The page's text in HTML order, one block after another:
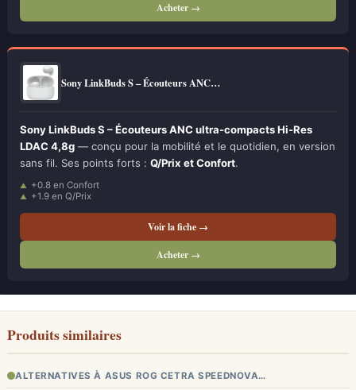
Acheter →
Sony LinkBuds S – Écouteurs ANC…
Sony LinkBuds S – Écouteurs ANC ultra-compacts Hi-Res
LDAC 4,8g — conçu pour la mobilité et le quotidien, en version
sans fil. Ses points forts : Q/Prix et Confort.
+0.8 en Confort
+1.9 en Q/Prix
Voir la fiche →
Acheter →
Produits similaires
ALTERNATIVES À ASUS ROG CETRA SPEEDNOVA…